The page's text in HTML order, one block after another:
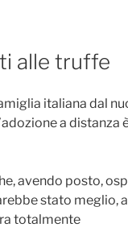
alle truffe
italiana dal
a distanza
avendo posto,
stato meglio,
totalmente